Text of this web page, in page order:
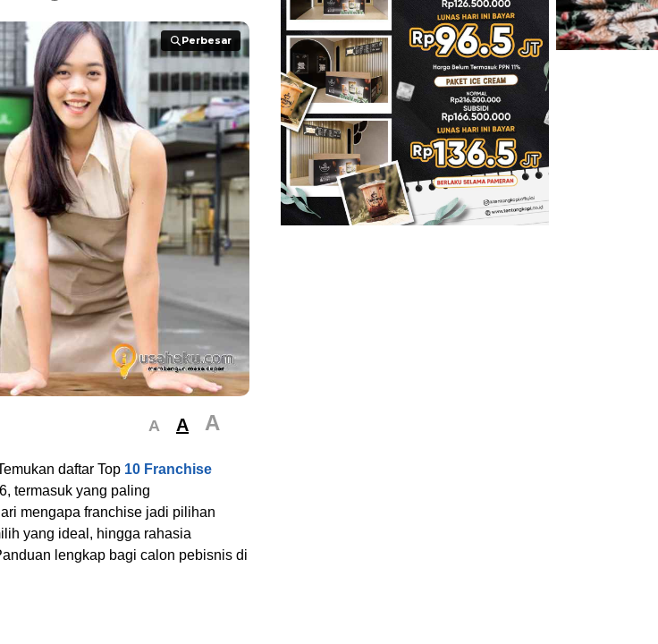
Perbesar
Perbesar
A A A
daftar Top 10 Franchise
termasuk yang paling
mengapa franchise jadi pilihan
yang ideal, hingga rahasia
lengkap bagi calon pebisnis di